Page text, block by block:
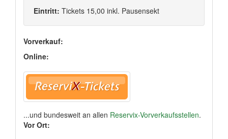
Eintritt: Tickets 15,00 inkl. Pausensekt
Vorverkauf:
Online:
...und bundesweit an allen Reservix-Vorverkaufsstellen.
Vor Ort: